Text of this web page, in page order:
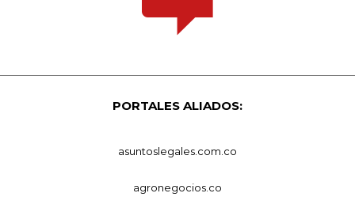
PORTALES ALIADOS:
asuntoslegales.com.co
agronegocios.co